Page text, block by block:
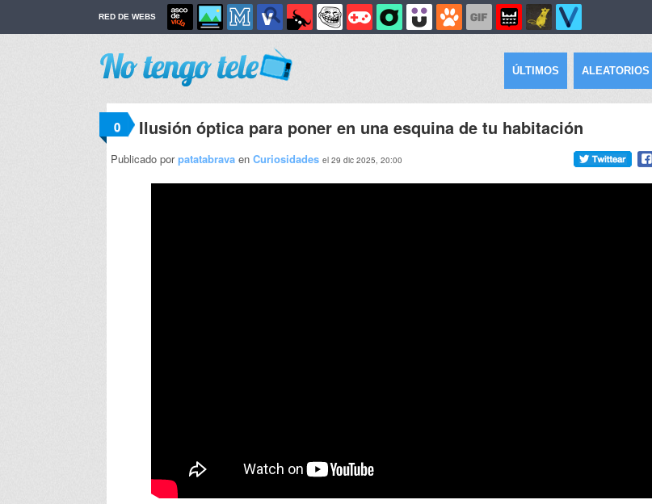
RED DE WEBS
ÚLTIMOS ALEATORIOS
0 Ilusión óptica para poner en una esquina de tu habitación
Publicado porpatatabrava en Curiosidades el 29 dic 2025, 20:00